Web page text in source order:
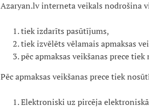
Azaryan.lv interneta veikals nodrošina
tiek izdarīts pasūtījums,
tiek izvēlēts vēlamais apmaksas
pēc apmaksas veikšanas prece
Pēc apmaksas veikšanas prece tiek
Elektroniski uz pircēja